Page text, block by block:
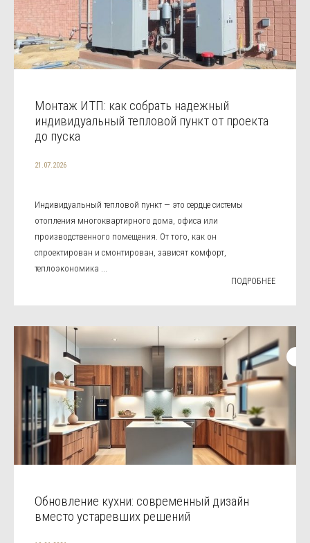
Монтаж ИТП: как собрать надежный
индивидуальный тепловой пункт от проекта
до пуска
21.07.2026
Индивидуальный тепловой пункт — это сердце системы
отопления многоквартирного дома, офиса или
производственного помещения. От того, как он
спроектирован и смонтирован, зависят комфорт,
теплоэкономика ...
ПОДРОБНЕЕ
Обновление кухни: современный дизайн
вместо устаревших решений